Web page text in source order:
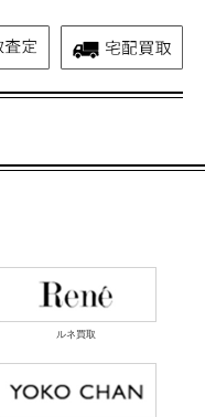
ルネ買取